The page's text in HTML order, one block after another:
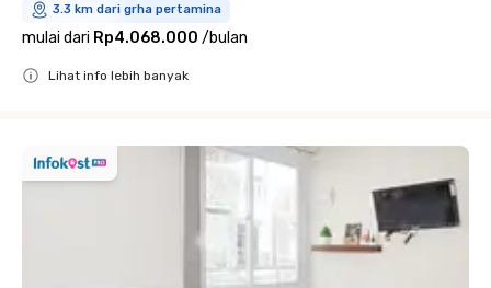
3.3 km dari grha pertamina
mulai dari Rp4.068.000 /bulan
Lihat info lebih banyak